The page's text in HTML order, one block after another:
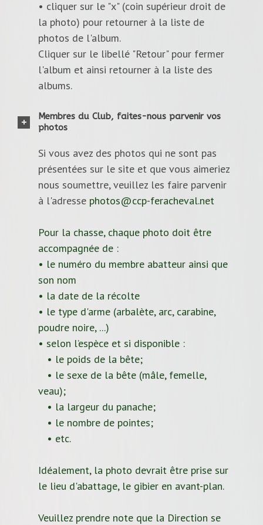
• cliquer sur le "x" (coin supérieur droit de
la photo) pour retourner à la liste de
photos de l'album.
Cliquer sur le libellé "Retour" pour fermer
l'album et ainsi retourner à la liste des
albums.
Membres du Club, faites-nous parvenir vos
photos
Si vous avez des photos qui ne sont pas
présentées sur le site et que vous aimeriez
nous soumettre, veuillez les faire parvenir
à l'adresse photos@ccp-feracheval.net
Pour la chasse, chaque photo doit être
accompagnée de :
• le numéro du membre abatteur ainsi que
son nom
• la date de la récolte
• le type d'arme (arbalète, arc, carabine,
poudre noire, ...)
• selon l’espèce et si disponible :
• le poids de la bête;
• le sexe de la bête (mâle, femelle,
veau);
• la largeur du panache;
• le nombre de pointes;
• etc.
Idéalement, la photo devrait être prise sur
le lieu d'abattage, le gibier en avant-plan.
Veuillez prendre note que la Direction se